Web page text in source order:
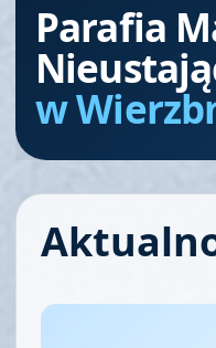
Parafia
w